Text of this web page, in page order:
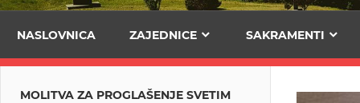
NASLOVNICA ZAJEDNICE SAKRAMENTI
MOLITVA ZA PROGLAŠENJE SVETIM